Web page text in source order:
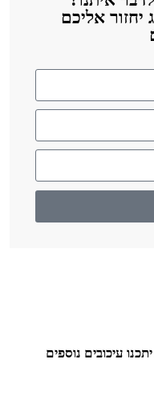
יחזור אליכם
עיכובים נוספים